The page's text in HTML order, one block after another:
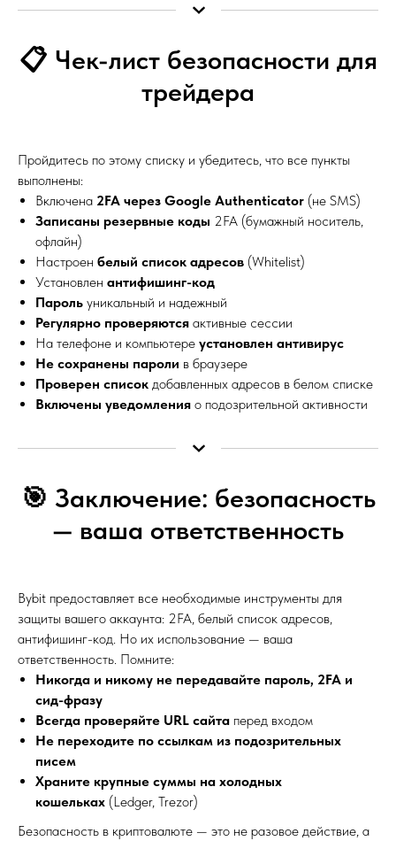
📋 Чек-лист безопасности для
трейдера
Пройдитесь по этому списку и убедитесь, что все пункты
выполнены:
Включена 2FA через Google Authenticator (не SMS)
Записаны резервные коды 2FA (бумажный носитель,
офлайн)
Настроен белый список адресов (Whitelist)
Установлен антифишинг-код
Пароль уникальный и надежный
Регулярно проверяются активные сессии
На телефоне и компьютере установлен антивирус
Не сохранены пароли в браузере
Проверен список добавленных адресов в белом списке
Включены уведомления о подозрительной активности
🎯 Заключение: безопасность
— ваша ответственность
Bybit предоставляет все необходимые инструменты для
защиты вашего аккаунта: 2FA, белый список адресов,
антифишинг-код. Но их использование — ваша
ответственность. Помните:
Никогда и никому не передавайте пароль, 2FA и
сид-фразу
Всегда проверяйте URL сайта перед входом
Не переходите по ссылкам из подозрительных
писем
Храните крупные суммы на холодных
кошельках (Ledger, Trezor)
Безопасность в криптовалюте — это не разовое действие, а